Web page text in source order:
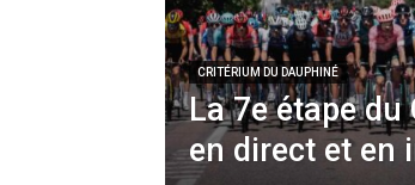
CRITÉRIUM DU DAUPHINÉ
La 7e étape
en direct et en